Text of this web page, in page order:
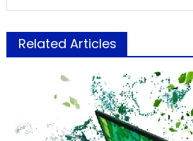
Related Articles